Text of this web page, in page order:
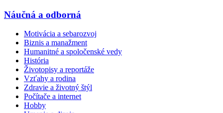
Náučná a odborná
Motivácia a sebarozvoj
Biznis a manažment
Humanitné a spoločenské vedy
História
Životopisy a reportáže
Vzťahy a rodina
Zdravie a životný štýl
Počítače a internet
Hobby